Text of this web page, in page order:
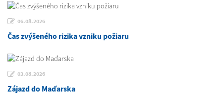
06.08.2026
Čas zvýšeného rizika vzniku požiaru
03.08.2026
Zájazd do Maďarska